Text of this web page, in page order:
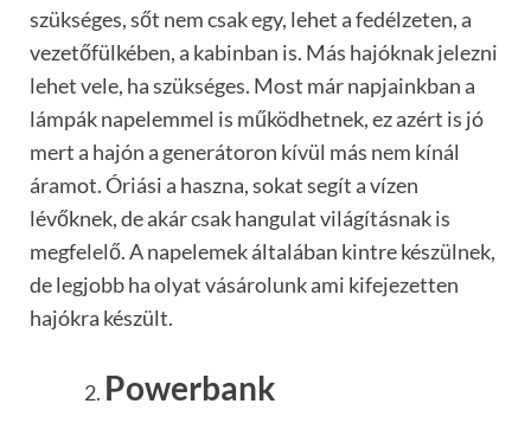
szükséges, sőt nem csak egy, lehet a fedélzeten, a
vezetőfülkében, a kabinban is. Más hajóknak jelezni
lehet vele, ha szükséges. Most már napjainkban a
lámpák napelemmel is működhetnek, ez azért is jó
mert a hajón a generátoron kívül más nem kínál
áramot. Óriási a haszna, sokat segít a vízen
lévőknek, de akár csak hangulat világításnak is
megfelelő. A napelemek általában kintre készülnek,
de legjobb ha olyat vásárolunk ami kifejezetten
hajókra készült.
Powerbank